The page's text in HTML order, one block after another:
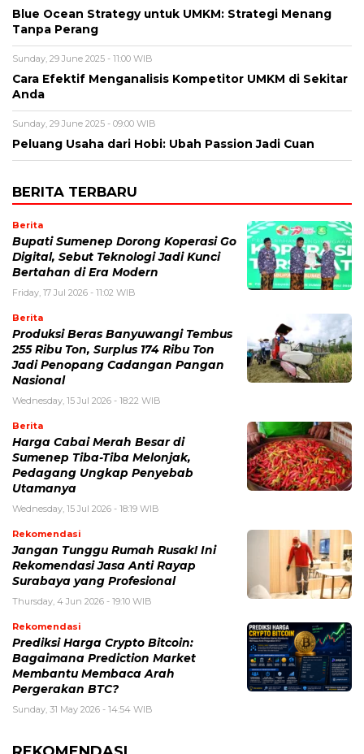
Blue Ocean Strategy untuk UMKM: Strategi Menang
Tanpa Perang
Sunday, 29 June 2025 - 11:00 WIB
Cara Efektif Menganalisis Kompetitor UMKM di Sekitar
Anda
Sunday, 29 June 2025 - 09:00 WIB
Peluang Usaha dari Hobi: Ubah Passion Jadi Cuan
BERITA TERBARU
Berita
Bupati Sumenep Dorong Koperasi Go
Digital, Sebut Teknologi Jadi Kunci
Bertahan di Era Modern
Friday, 17 Jul 2026 - 11:02 WIB
Berita
Produksi Beras Banyuwangi Tembus
255 Ribu Ton, Surplus 174 Ribu Ton
Jadi Penopang Cadangan Pangan
Nasional
Wednesday, 15 Jul 2026 - 18:22 WIB
Berita
Harga Cabai Merah Besar di
Sumenep Tiba-Tiba Melonjak,
Pedagang Ungkap Penyebab
Utamanya
Wednesday, 15 Jul 2026 - 18:19 WIB
Rekomendasi
Jangan Tunggu Rumah Rusak! Ini
Rekomendasi Jasa Anti Rayap
Surabaya yang Profesional
Thursday, 4 Jun 2026 - 19:10 WIB
Rekomendasi
Prediksi Harga Crypto Bitcoin:
Bagaimana Prediction Market
Membantu Membaca Arah
Pergerakan BTC?
Sunday, 31 May 2026 - 14:54 WIB